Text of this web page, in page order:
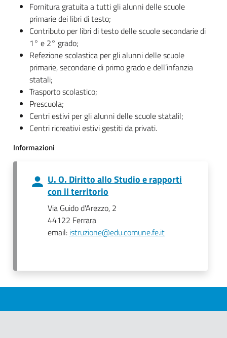
Fornitura gratuita a tutti gli alunni delle scuole
primarie dei libri di testo;
Contributo per libri di testo delle scuole secondarie di
1° e 2° grado;
Refezione scolastica per gli alunni delle scuole
primarie, secondarie di primo grado e dell’infanzia
statali;
Trasporto scolastico;
Prescuola;
Centri estivi per gli alunni delle scuole statalil;
Centri ricreativi estivi gestiti da privati.
Informazioni
U. O. Diritto allo Studio e rapporti
con il territorio
Via Guido d'Arezzo, 2
44122 Ferrara
email: istruzione@edu.comune.fe.it